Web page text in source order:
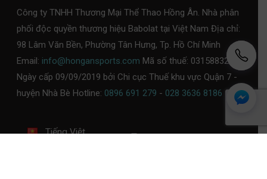
Công ty TNHH Thương Mại Thể Thao Hồng Ân. Nhà phân
phối độc quyền thương hiệu Babolat tại Việt Nam Địa chỉ:
98 Lâm Văn Bền, Phường Tân Hưng, Tp. Hồ Chí Minh
Email: info@hongansports.com Mã số thuế: 0315883253,
Ngày cấp 09/09/2019 bởi Chi cục Thuế khu vực Quận 7 -
huyện Nhà Bè Hotline: 0896 691 279 - 028 3636 8186
Tiếng Việt